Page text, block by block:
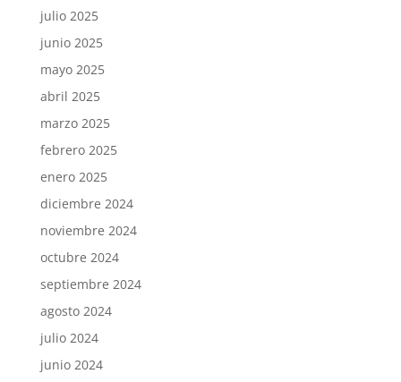
julio 2025
junio 2025
mayo 2025
abril 2025
marzo 2025
febrero 2025
enero 2025
diciembre 2024
noviembre 2024
octubre 2024
septiembre 2024
agosto 2024
julio 2024
junio 2024